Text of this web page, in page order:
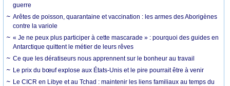
guerre
Arêtes de poisson, quarantaine et vaccination : les armes des Aborigènes
contre la variole
« Je ne peux plus participer à cette mascarade » : pourquoi des guides en
Antarctique quittent le métier de leurs rêves
Ce que les dératiseurs nous apprennent sur le bonheur au travail
Le prix du bœuf explose aux États-Unis et le pire pourrait être à venir
Le CICR en Libye et au Tchad : maintenir les liens familiaux au temps du